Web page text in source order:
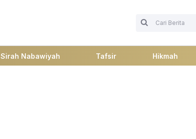
Sirah Nabawiyah Tafsir Hikmah